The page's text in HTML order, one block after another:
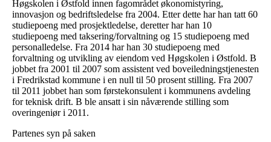
Høgskolen i Østfold innen fagområdet økonomistyring,
innovasjon og bedriftsledelse fra 2004. Etter dette har han tatt 60
studiepoeng med prosjektledelse, deretter har han 10
studiepoeng med taksering/forvaltning og 15 studiepoeng med
personalledelse. Fra 2014 har han 30 studiepoeng med
forvaltning og utvikling av eiendom ved Høgskolen i Østfold. B
jobbet fra 2001 til 2007 som assistent ved boveiledningstjenesten
i Fredrikstad kommune i en null til 50 prosent stilling. Fra 2007
til 2011 jobbet han som førstekonsulent i kommunens avdeling
for teknisk drift. B ble ansatt i sin nåværende stilling som
overingeniør i 2011.
Partenes syn på saken